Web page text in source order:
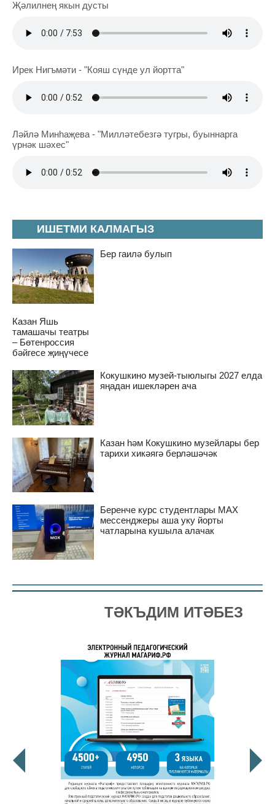
ИШЕТМИ КАЛМАГЫЗ
Бер гаилә булып
Казан Яшь
тамашачы театры
– Бөтенроссия
бәйгесе җиңүчесе
Кокушкино музей-тыюлыгы 2027 елда
яңадан ишекләрен ача
Казан һәм Кокушкино музейлары бер
тарихи хикәягә берләшәчәк
Беренче курс студентлары MAX
мессенджеры аша уку йорты
чатларына кушыла алачак
Җәлилнең якын дусты
Ирек Нигъмәти - "Кояш сүнде ул йортта"
Ләйлә Минһаҗева - "Милләтебезгә тугры, буыннарга
үрнәк шәхес"
ТӘКЪДИМ ИТӘБЕЗ